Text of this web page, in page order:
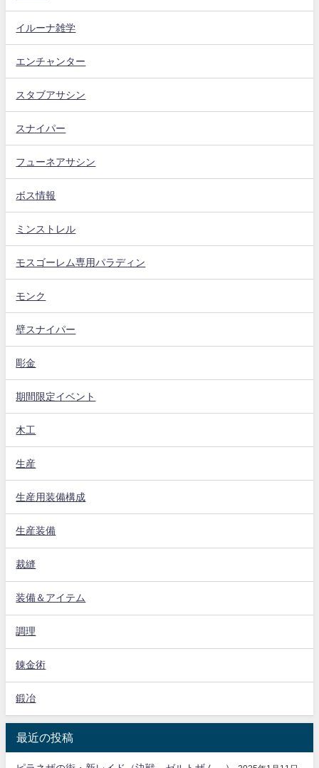
イルーナ雑学
エンチャンター
スタブアサシン
スナイパー
フューネアサシン
ボス情報
ミンストレル
モスゴーレム専用パラディン
モンク
壁スナイパー
彫金
期間限定イベント
木工
生産
生産用装備構成
生産装備
裁縫
装備＆アイテム
調理
錬金術
鍛冶
最近の投稿